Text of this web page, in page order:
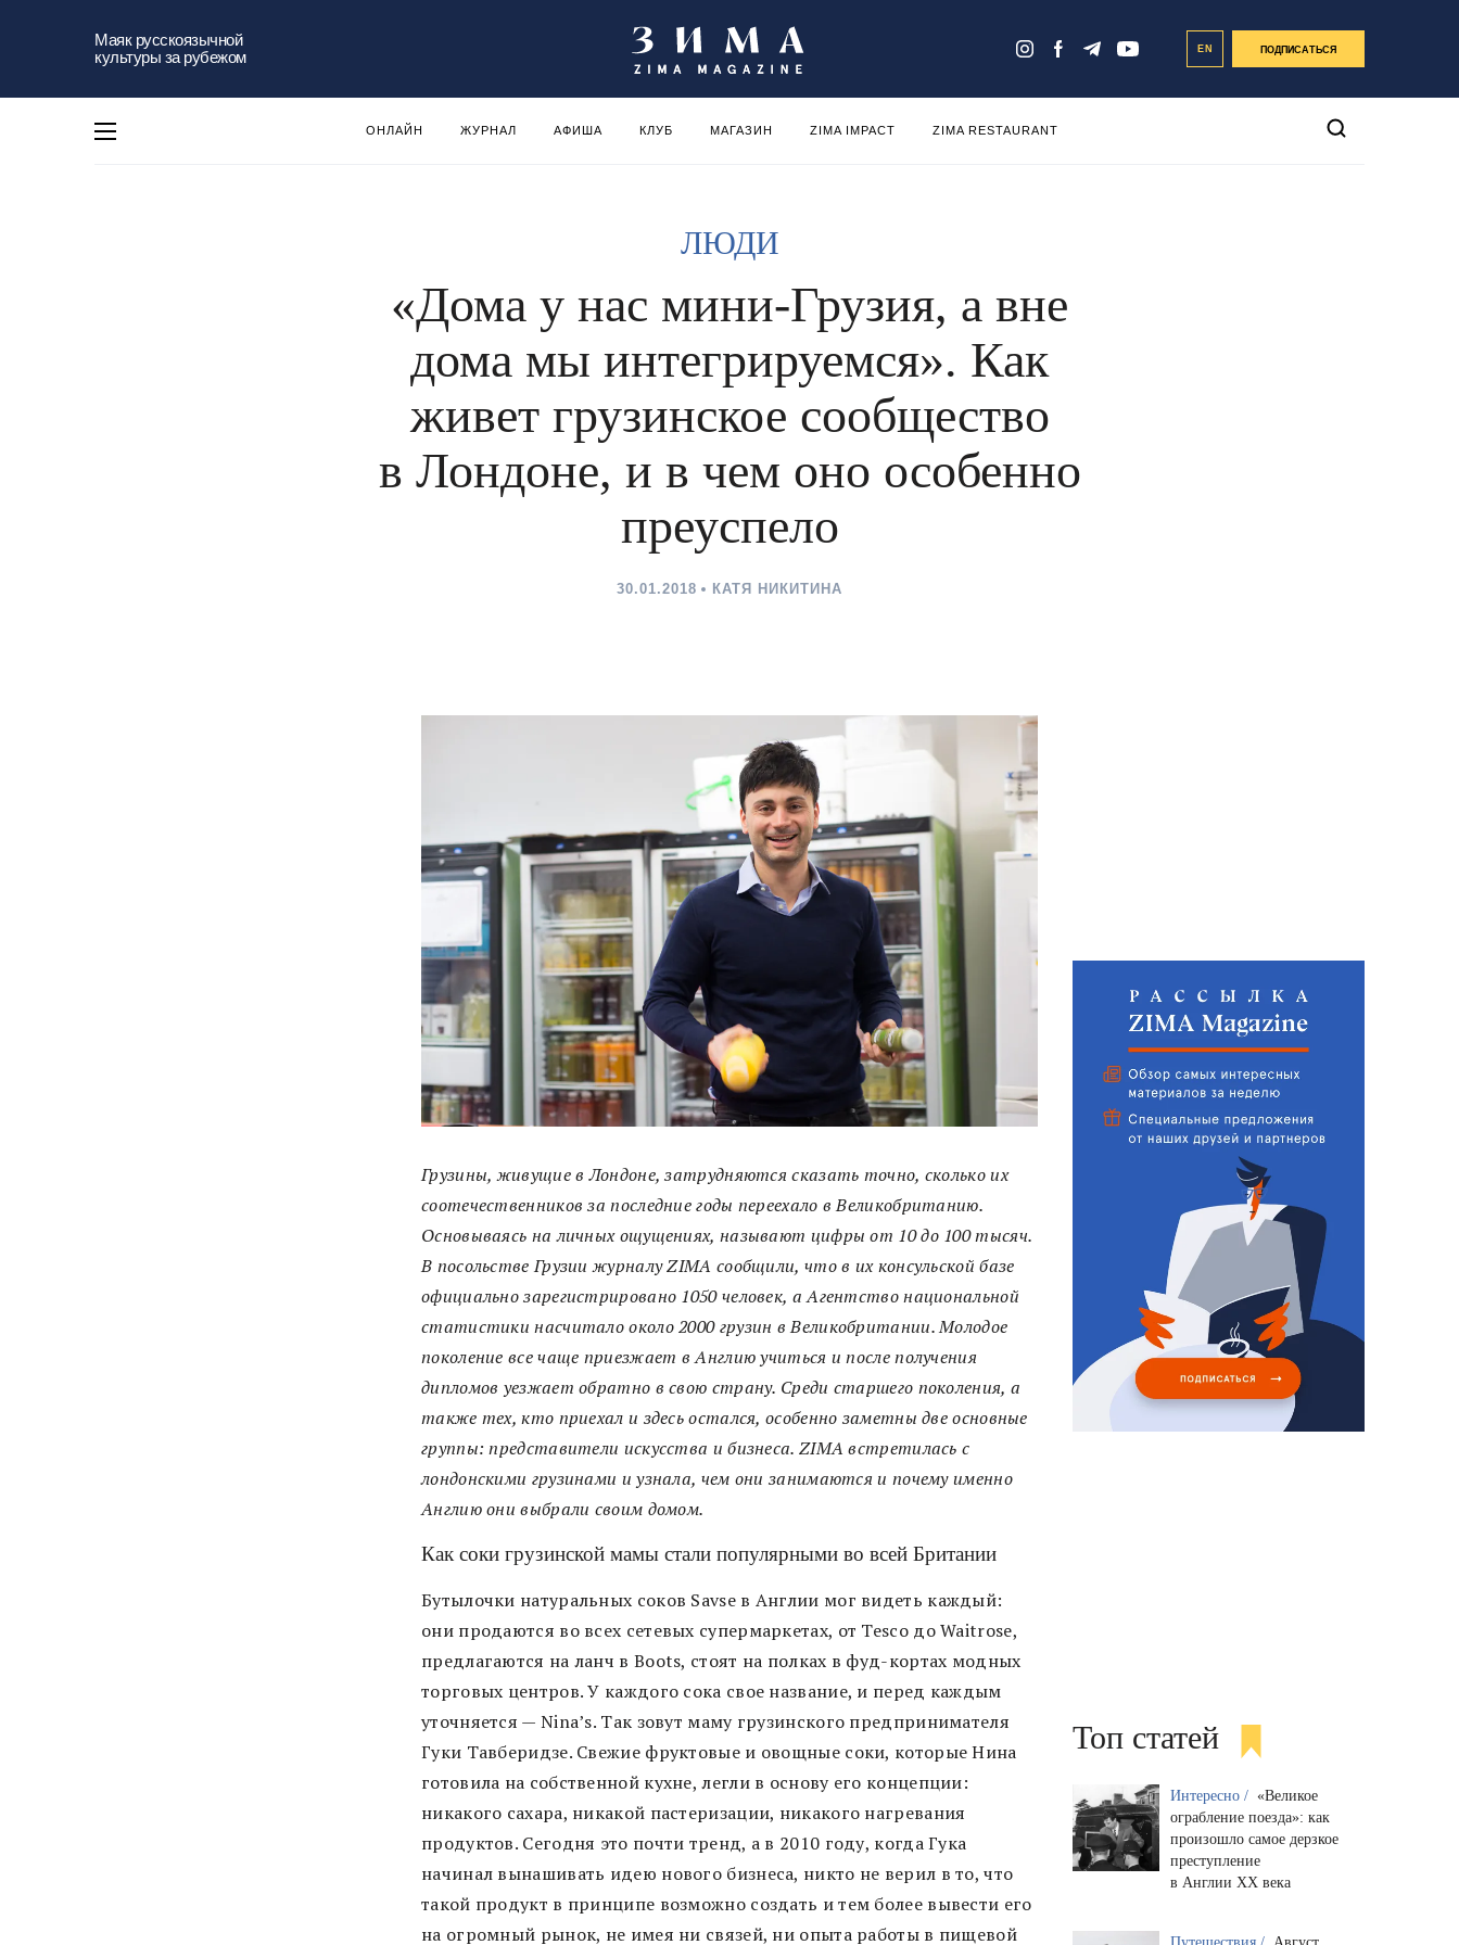
Маяк русскоязычной
культуры за рубежом
EN ПОДПИСАТЬСЯ
ОНЛАЙН ЖУРНАЛ АФИША КЛУБ МАГАЗИН ZIMA IMPACT ZIMA RESTAURANT
ЛЮДИ
«Дома у нас мини-Грузия, а вне
дома мы интегрируемся». Как
живет грузинское сообщество
в Лондоне, и в чем оно особенно
преуспело
30.01.2018 КАТЯ НИКИТИНА
Грузины, живущие в Лондоне, затрудняются сказать точно, сколько их
соотечественников за последние годы переехало в Великобританию.
Основываясь на личных ощущениях, называют цифры от 10 до 100 тысяч.
В посольстве Грузии журналу ZIMA сообщили, что в их консульской базе
официально зарегистрировано 1050 человек, а Агентство национальной
статистики насчитало около 2000 грузин в Великобритании. Молодое
поколение все чаще приезжает в Англию учиться и после получения
дипломов уезжает обратно в свою страну. Среди старшего поколения, а
также тех, кто приехал и здесь остался, особенно заметны двеосновные
группы: представители искусства и бизнеса. ZIMA встретилась с
лондонскими грузинами и узнала, чем они занимаются и почему именно
Англию они выбрали своим домом.
Как соки грузинской мамы стали популярными во всей Британии
Бутылочки натуральных соков Savse в Англии мог видеть каждый:
они продаются во всех сетевых супермаркетах, от Tesсo до Waitrose,
предлагаются на ланч в Boots, стоят на полках в фуд-кортах модных
торговых центров. У каждого сока свое название, и перед каждым
уточняется — Nina’s. Так зовут маму грузинского предпринимателя
Гуки Тавберидзе. Свежие фруктовые и овощные соки, которые Нина
готовила на собственной кухне, легли в основу его концепции:
никакого сахара, никакой пастеризации, никакого нагревания
продуктов. Сегодня это почти тренд, а в 2010 году, когда Гука
начинал вынашивать идею нового бизнеса, никто не верил в то, что
такой продукт в принципе возможно создать и тем более вывести его
на огромный рынок, не имея ни связей, ни опыта работы в пищевой
Топ статей
Интересно / «Великое
ограбление поезда»: как
произошло самое дерзкое
преступление
в Англии XX века